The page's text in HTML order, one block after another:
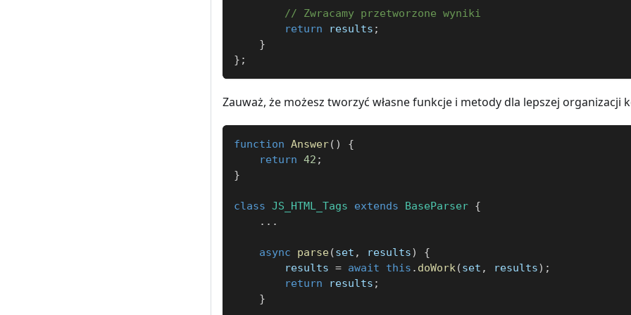
// Zwracamy przetworzone wyniki
return results ;
}
} ;
Zauważ, że możesz tworzyć własne funkcje i metody dla lepszej organizacji
function Answer( )
{
return 42 ;
}
class JS_HTML_Tags extends BaseParser {
...
async parse(set , results)
{
        results
= await this . doWork(set , results) ;
return results ;
}